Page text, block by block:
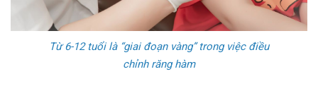
Từ 6-12 tuổi là “giai đoạn vàng” trong việc điều
chỉnh răng hàm